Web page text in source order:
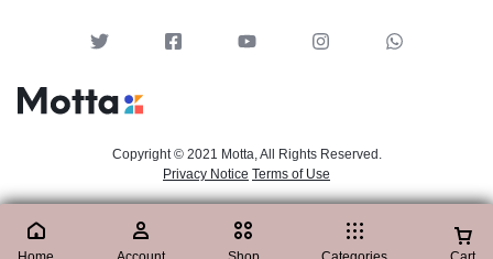
Copyright © 2021 Motta, All Rights Reserved.
Privacy Notice Terms of Use